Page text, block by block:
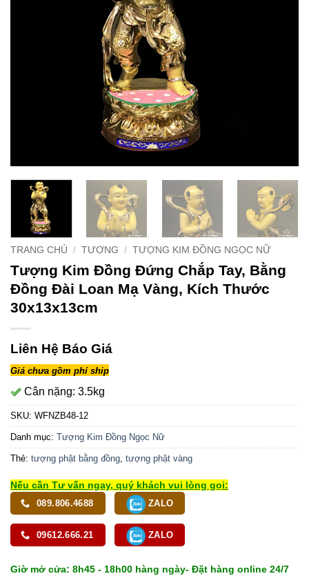
TRANG CHỦ / TƯỢNG / TƯỢNG KIM ĐỒNG NGỌC NỮ
Tượng Kim Đồng Đứng Chắp Tay, Bằng
Đồng Đài Loan Mạ Vàng, Kích Thước
30x13x13cm
Liên Hệ Báo Giá
Giá chưa gồm phí ship
Cân nặng: 3.5kg
SKU: WFNZB48-12
Danh mục: Tượng Kim Đồng Ngọc Nữ
Thẻ: tượng phật bằng đồng, tượng phật vàng
Nếu cần Tư vấn ngay, quý khách vui lòng gọi:
089.806.4688 ZALO
09612.666.21 ZALO
Giờ mở cửa: 8h45 - 18h00 hàng ngày- Đặt hàng online 24/7